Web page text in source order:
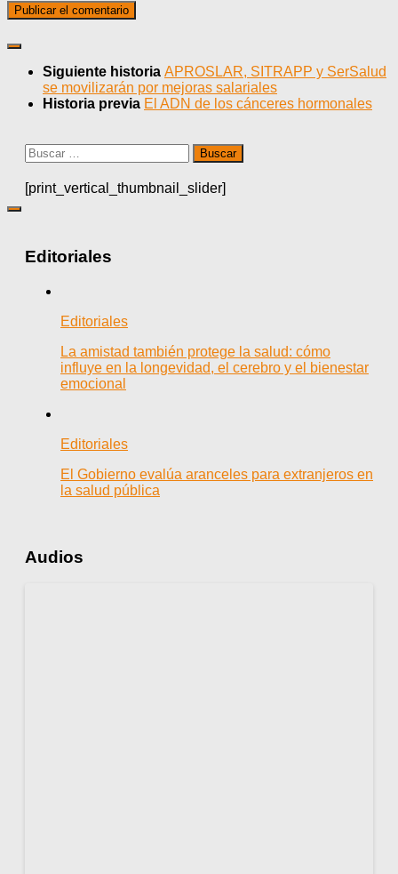
Siguiente historia APROSLAR, SITRAPP y SerSalud
se movilizarán por mejoras salariales
Historia previa El ADN de los cánceres hormonales
Buscar:
[print_vertical_thumbnail_slider]
Editoriales
Editoriales
La amistad también protege la salud: cómo
influye en la longevidad, el cerebro y el bienestar
emocional
Editoriales
El Gobierno evalúa aranceles para extranjeros en
la salud pública
Audios